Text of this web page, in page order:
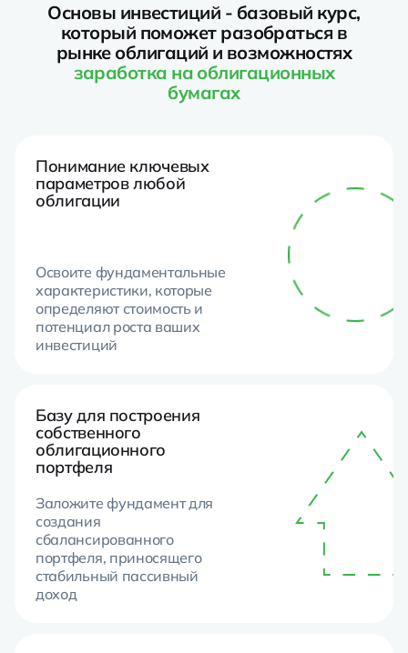
Основы инвестиций - базовый курс,
который поможет разобраться в
рынке облигаций и возможностях
заработка на облигационных
бумагах
Понимание ключевых
параметров любой
облигации
Освоите фундаментальные
характеристики, которые
определяют стоимость и
потенциал роста ваших
инвестиций
Базу для построения
собственного
облигационного
портфеля
Заложите фундамент для
создания
сбалансированного
портфеля, приносящего
стабильный пассивный
доход